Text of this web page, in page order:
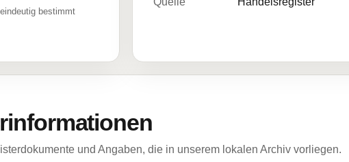
bestimmt
und Angaben, die in unserem lokalen Archiv vorliegen.